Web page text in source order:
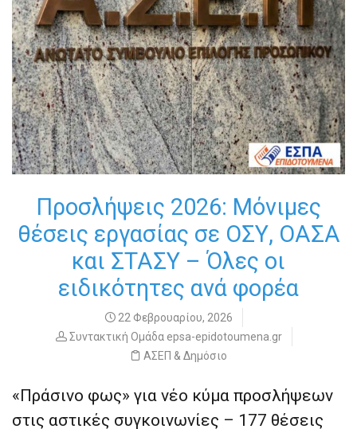
Προσλήψεις 2026: Μόνιμες
θέσεις εργασίας σε ΟΣΥ, ΟΑΣΑ
και ΣΤΑΣΥ – Όλες οι
ειδικότητες ανά φορέα
22 Φεβρουαρίου, 2026
Συντακτική Ομάδα epsa-epidotoumena.gr
ΑΣΕΠ & Δημόσιο
«Πράσινο φως» για νέο κύμα προσλήψεων
στις αστικές συγκοινωνίες – 177 θέσεις